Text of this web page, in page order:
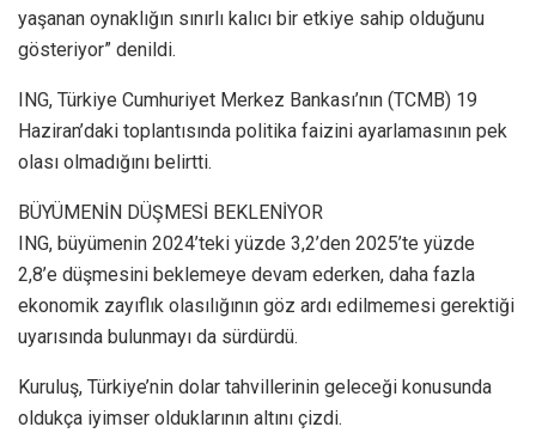
yaşanan oynaklığın sınırlı kalıcı bir etkiye sahip olduğunu
gösteriyor” denildi.
ING, Türkiye Cumhuriyet Merkez Bankası’nın (TCMB) 19
Haziran’daki toplantısında politika faizini ayarlamasının pek
olası olmadığını belirtti.
BÜYÜMENİN DÜŞMESİ BEKLENİYOR
ING, büyümenin 2024’teki yüzde 3,2’den 2025’te yüzde
2,8’e düşmesini beklemeye devam ederken, daha fazla
ekonomik zayıflık olasılığının göz ardı edilmemesi gerektiği
uyarısında bulunmayı da sürdürdü.
Kuruluş, Türkiye’nin dolar tahvillerinin geleceği konusunda
oldukça iyimser olduklarının altını çizdi.